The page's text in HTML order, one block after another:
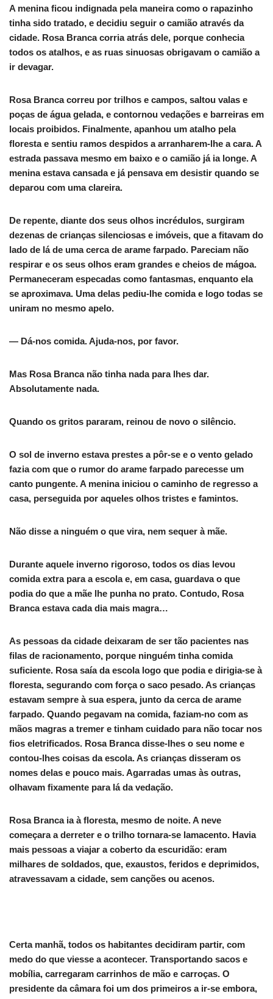
A menina ficou indignada pela maneira como o rapazinho
tinha sido tratado, e decidiu seguir o camião através da
cidade. Rosa Branca corria atrás dele, porque conhecia
todos os atalhos, e as ruas sinuosas obrigavam o camião a
ir devagar.
Rosa Branca correu por trilhos e campos, saltou valas e
poças de água gelada, e contornou vedações e barreiras em
locais proibidos. Finalmente, apanhou um atalho pela
floresta e sentiu ramos despidos a arranharem‑lhe a cara. A
estrada passava mesmo em baixo e o camião já ia longe. A
menina estava cansada e já pensava em desistir quando se
deparou com uma clareira.
De repente, diante dos seus olhos incrédulos, surgiram
dezenas de crianças silenciosas e imóveis, que a fitavam do
lado de lá de uma cerca de arame farpado. Pareciam não
respirar e os seus olhos eram grandes e cheios de mágoa.
Permaneceram especadas como fantasmas, enquanto ela
se aproximava. Uma delas pediu-lhe comida e logo todas se
uniram no mesmo apelo.
— Dá-nos comida. Ajuda-nos, por favor.
Mas Rosa Branca não tinha nada para lhes dar.
Absolutamente nada.
Quando os gritos pararam, reinou de novo o silêncio.
O sol de inverno estava prestes a pôr-se e o vento gelado
fazia com que o rumor do arame farpado parecesse um
canto pungente. A menina iniciou o caminho de regresso a
casa, perseguida por aqueles olhos tristes e famintos.
Não disse a ninguém o que vira, nem sequer à mãe.
Durante aquele inverno rigoroso, todos os dias levou
comida extra para a escola e, em casa, guardava o que
podia do que a mãe lhe punha no prato. Contudo, Rosa
Branca estava cada dia mais magra…
As pessoas da cidade deixaram de ser tão pacientes nas
filas de racionamento, porque ninguém tinha comida
suficiente. Rosa saía da escola logo que podia e dirigia-se à
floresta, segurando com força o saco pesado. As crianças
estavam sempre à sua espera, junto da cerca de arame
farpado. Quando pegavam na comida, faziam-no com as
mãos magras a tremer e tinham cuidado para não tocar nos
fios eletrificados. Rosa Branca disse-lhes o seu nome e
contou-lhes coisas da escola. As crianças disseram os
nomes delas e pouco mais. Agarradas umas às outras,
olhavam fixamente para lá da vedação.
Rosa Branca ia à floresta, mesmo de noite. A neve
começara a derreter e o trilho tornara‑se lamacento. Havia
mais pessoas a viajar a coberto da escuridão: eram
milhares de soldados, que, exaustos, feridos e deprimidos,
atravessavam a cidade, sem canções ou acenos.
Certa manhã, todos os habitantes decidiram partir, com
medo do que viesse a acontecer. Transportando sacos e
mobília, carregaram carrinhos de mão e carroças. O
presidente da câmara foi um dos primeiros a ir-se embora,